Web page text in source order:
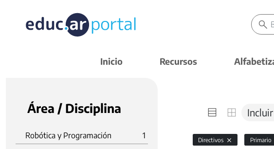
Inicio Recursos
Área / Disciplina
Robótica y Programación 1 Directivos Primario